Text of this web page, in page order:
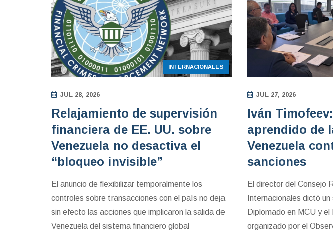
INTERNACIONALES
JUL 28, 2026
Relajamiento de supervisión
financiera de EE. UU. sobre
Venezuela no desactiva el
“bloqueo invisible”
El anuncio de flexibilizar temporalmente los
controles sobre transacciones con el país no deja
sin efecto las acciones que implicaron la salida de
Venezuela del sistema financiero global
JUL 27, 2026
Iván
aprendido de
Venezuela
sanciones
El director del Consejo
Internacionales dictó un
Diplomado en MCU y
organizado por el